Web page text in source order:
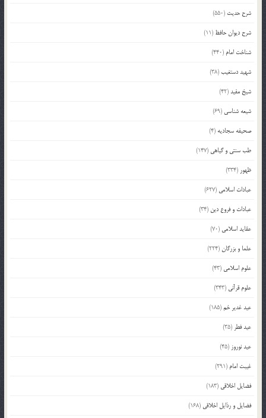
شرح حدیث (550)
شرح دیوان حافظ (11)
شناخت امام (440)
شهید دستغیب(38)
شیخ مفید(42)
شیعه شناسی (69)
صحیفه سجادیه (4)
طب سنتی و گیاهی (147)
ظهور (334)
عبادات اسلامی (627)
عبادات و فروع دین (34)
عقاید اسلامی (70)
علما و بزرگان(224)
علوم اسلامی (43)
علوم قرآنی (343)
عید غدیر خم(185)
عید فطر (35)
عید نوروز (45)
غیبت امام (291)
فضایل اخلاقی (183)
فضایل و رذایل اخلاقی (168)